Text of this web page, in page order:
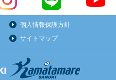
個人情報保護方針
サイトマップ